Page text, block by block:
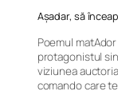
Așadar, să
Poemul
protagonistul
viziunea
comando care